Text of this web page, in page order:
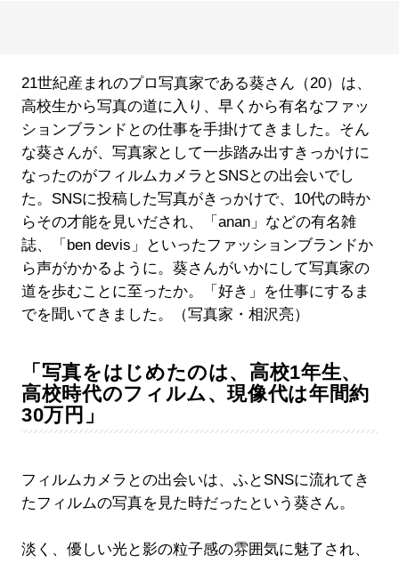
21世紀産まれのプロ写真家である葵さん（20）は、
高校生から写真の道に入り、早くから有名なファッ
ションブランドとの仕事を手掛けてきました。そん
な葵さんが、写真家として一歩踏み出すきっかけに
なったのがフィルムカメラとSNSとの出会いでし
た。SNSに投稿した写真がきっかけで、10代の時か
らその才能を見いだされ、「anan」などの有名雑
誌、「ben devis」といったファッションブランドか
ら声がかかるように。葵さんがいかにして写真家の
道を歩むことに至ったか。「好き」を仕事にするま
でを聞いてきました。（写真家・相沢亮）
「写真をはじめたのは、高校1年生、
高校時代のフィルム、現像代は年間約
30万円」
フィルムカメラとの出会いは、ふとSNSに流れてき
たフィルムの写真を見た時だったという葵さん。
淡く、優しい光と影の粒子感の雰囲気に魅了され、